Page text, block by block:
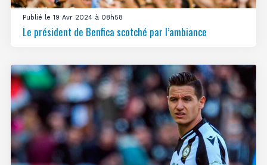
Publié le 19 Avr 2024 à 08h58
Le président de Benfica scotché par l’ambiance